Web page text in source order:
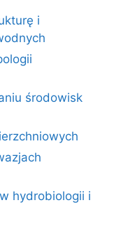
i
środowisk
hydrobiologii i